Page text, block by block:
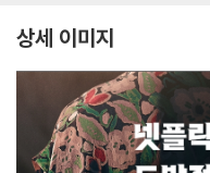
상세 이미지